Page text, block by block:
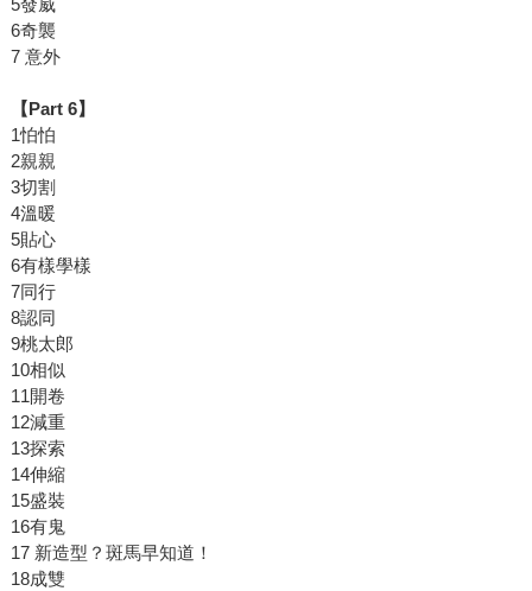
5發威
6奇襲
7 意外
【Part 6】
1怕怕
2親親
3切割
4溫暖
5貼心
6有樣學樣
7同行
8認同
9桃太郎
10相似
11開卷
12減重
13探索
14伸縮
15盛裝
16有鬼
17 新造型？斑馬早知道！
18成雙